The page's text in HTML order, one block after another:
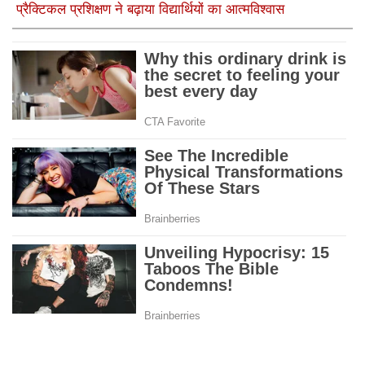
प्रैक्टिकल प्रशिक्षण ने बढ़ाया विद्यार्थियों का आत्मविश्वास